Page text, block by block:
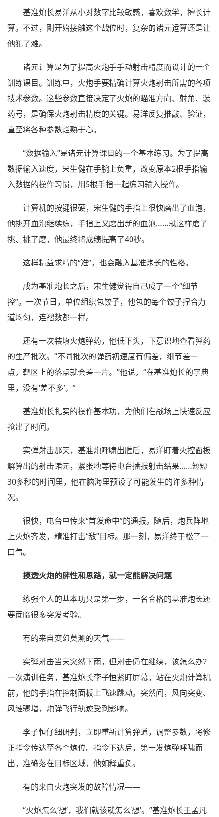
基准炮长易洋从小对数字比较敏感，喜欢数学，擅长计
算。不过，刚开始接触这个战位时，复杂的诸元运算还是让
他犯了难。
诸元计算是为了提高火炮手手动射击精度而设计的一个
训练课目。训练中，火炮手要精确计算火炮射击所需的各项
技术参数。这些参数直接决定了火炮的瞄准方向、射角、装
药号，是确保火炮射击精度的关键。易洋反复推敲、验证，
直至将各种参数烂熟于心。
“数据输入”是诸元计算课目的一个基本练习。为了提高
数据输入速度，宋生健在手腕上负重，改变原本2根手指输
入数据的操作习惯，用5根手指一起练习输入操作。
计算机的按键很硬，宋生健的手指上很快磨出了血泡，
他挑开血泡继续练，手指上又磨出新的血泡……就这样磨了
挑、挑了磨，他最终将成绩提高了40秒。
这样精益求精的“准”，也会融入基准炮长的性格。
成为基准炮长之后，宋生健觉得自己成了一个“细节
控”。一次节日，单位组织包饺子，他包的每个饺子捏合力
道均匀，连褶数都一样。
还有一次装填火炮弹药，他低下头，下意识地查看弹药
的生产批次。“不同批次的弹药初速度有偏差，细节差一
点，靶区上的落点就会差一片。”他说，“在基准炮长的字典
里，没有‘差不多’。”
基准炮长扎实的操作基本功，为他们在战场上快速反应
抢出了时间。
实弹射击那天，基准炮呼啸出膛后，易洋盯着火控面板
解算出的射击诸元，紧张地等待电台播报射击结果……短短
30多秒的时间里，他在脑海里预设了可能发生的许多种情
况。
很快，电台中传来“首发命中”的通报。随后，炮兵阵地
上火炮齐发，精准打击“敌”目标。那一刻，易洋终于松了一
口气。
摸透火炮的脾性和思路，就一定能解决问题
练强个人的基本功只是第一步，一名合格的基准炮长还
要面临很多突发考验。
有的来自变幻莫测的天气——
实弹射击当天突然下雨，但射击仍在继续，该怎么办？
一次演训任务，基准炮长李子恒紧盯屏幕，站在火炮计算机
前，他的手指在控制面板上飞速跳动。突然间，风向突变、
风速骤增，炮弹飞行轨迹受到影响。
李子恒仔细研判，立即重新计算弹道，调整参数，将修
正指令传达至各个炮位。指令下达后，第一发炮弹呼啸而
出，准确落在目标区域，他如释重负。
有的来自火炮突发的故障情况——
“火炮怎么‘想’，我们就该就怎么‘想’。”基准炮长王孟凡